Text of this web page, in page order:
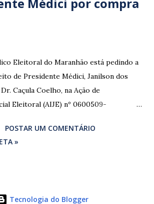
Eleitoral do Maranhão está pedindo a
de Presidente Médici, Janilson dos
Caçula Coelho, na Ação de
Eleitoral (AIJE) nº 0600509-
A ação foi movida pela Coligação
(PP/PL/União), que denunciou a
POSTAR UM COMENTÁRIO
»
Tecnologia do Blogger